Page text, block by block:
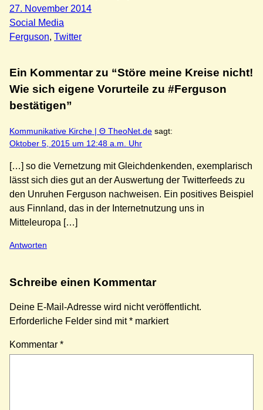
27. November 2014
Social Media
Ferguson, Twitter
Ein Kommentar zu “Störe meine Kreise nicht!
Wie sich eigene Vorurteile zu #Ferguson
bestätigen”
Kommunikative Kirche | Θ TheoNet.de sagt:
Oktober 5, 2015 um 12:48 a.m. Uhr
[…] so die Vernetzung mit Gleichdenkenden, exemplarisch
lässt sich dies gut an der Auswertung der Twitterfeeds zu
den Unruhen Ferguson nachweisen. Ein positives Beispiel
aus Finnland, das in der Internetnutzung uns in
Mitteleuropa […]
Antworten
Schreibe einen Kommentar
Deine E-Mail-Adresse wird nicht veröffentlicht.
Erforderliche Felder sind mit* markiert
Kommentar *